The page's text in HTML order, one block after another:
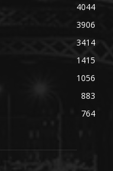
4044
3906
3414
1415
1056
883
764